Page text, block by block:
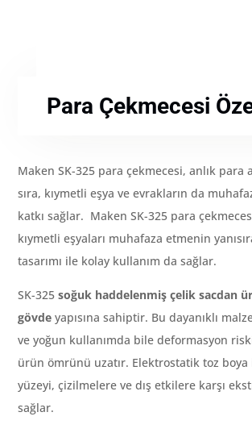
Para Çekmecesi
Maken SK-325 para çekmecesi, anlık para
sıra, kıymetli eşya ve evrakların da
katkı sağlar. Maken SK-325 para
kıymetli eşyaları muhafaza etmenin
tasarımı ile kolay kullanım da sağlar.
SK-325soğuk haddelenmiş çelik sacdan
gövde yapısına sahiptir. Bu dayanıklı
ve yoğun kullanımda bile deformasyon
ürün ömrünü uzatır. Elektrostatik toz
yüzeyi, çizilmelere ve dış etkilere karşı
sağlar.